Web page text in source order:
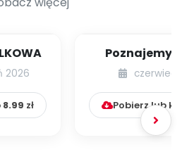
2026
8.99 zł
Poznajemy
czerwiec
Pobierz lub